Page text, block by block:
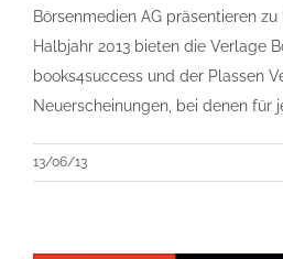
Börsenmedien AG präsentieren
Halbjahr 2013 bieten die Verlage
books4success und der Plassen
Neuerscheinungen, bei denen für
13/06/13